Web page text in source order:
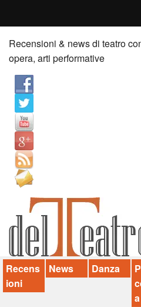
Home
Recensioni
Anticipazioni
News
Palazzi consiglia
Video
Chi siamo
Contatti
dT in English
Recensioni & news di teatro
opera, arti performative
Recens
ioni
News Danza
a